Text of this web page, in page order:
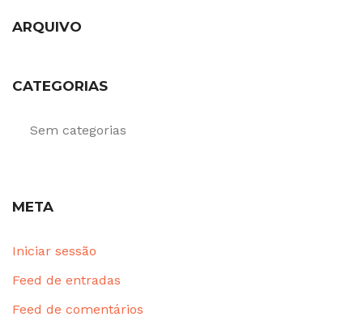
ARQUIVO
CATEGORIAS
Sem categorias
META
Iniciar sessão
Feed de entradas
Feed de comentários